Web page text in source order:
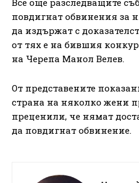
повдигнат обвинения за
да издържат с
от тях е на бившия
на Черепа Манол Велев.
От представените
страна на няколко жени
преценили, че нямат
да повдигнат обвинение.